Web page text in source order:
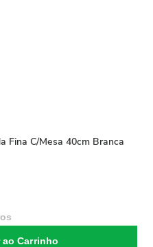
Fina C/Mesa 40cm Branca
Carrinho